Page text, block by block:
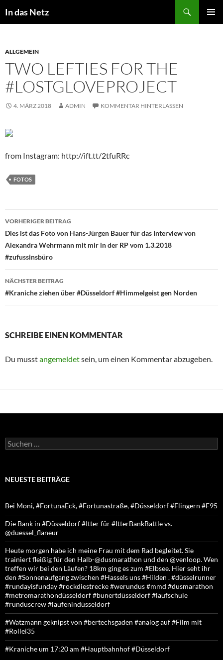
Inhalt
In das Netz
ALLGEMEIN
TWO LEFTIES FOR THE
#LOSTGLOVEPROJECT
4. MÄRZ 2018 ADMIN KOMMENTAR HINTERLASSEN
from Instagram: http://ift.tt/2tfuRRc
FOTOS
Beitragsnavigation
VORHERIGER BEITRAG
Dies ist das Foto von Hans-Jürgen Bauer für das Interview von
Alexandra Wehrmann mit mir in der RP vom 1.3.2018
#zufussinsbüro
NÄCHSTER BEITRAG
#Kraniche ziehen über #Düsseldorf #Himmelgeist gen Norden
SCHREIBE EINEN KOMMENTAR
Du musstangemeldetsein, um einen Kommentar abzugeben.
Suchen
nach:
NEUESTE BEITRÄGE
Bei Moni, #FortunaEck, #Fortunastraße, #Düsseldorf #Flingern #F95
Die Bank in #Düsseldorf #Itter für #ItterBankBattle vs.
@duessel_flaneur
Heute morgen habe ich meine Frau mit dem Rad begleitet. Sie
trainiert fleißig für den Halb-@dusmarathon und den @venloop. Wen
treffen wir bei den Läufen? 18km ging es zum #Elbsee. Hier seht ihr
den #Sonnenaufgang zwischen #Hassels uns #Hilden . #düsselrunner
#rundayisfunday #rockdiestrecke #werundus #mmd #dusmarathon
#metromarathondüsseldorf #bunertdüsseldorf #laufschule
#runduscrew #laufenindüsseldorf
#Watzmann geknipst von #bertechsgaden #analog auf #Film mit
#Rollei35
#Kraniche um 17:20 am #Hauptbahnhof #Düsseldorf